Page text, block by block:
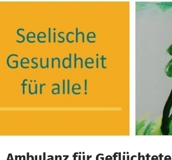
Zum Hauptinhalt springen
Erklärung zur Barrierefreiheit anzeigen